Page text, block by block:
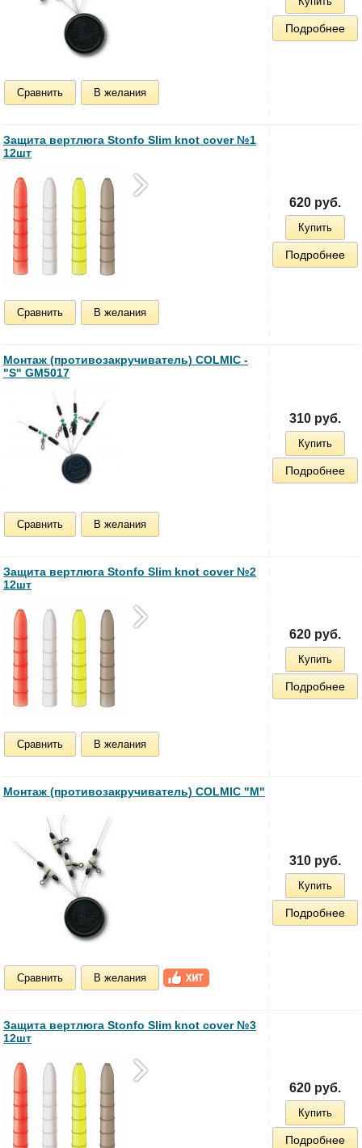
Сравнить В желания
Подробнее
Защита вертлюга Stonfo Slim knot cover №1
12шт
Сравнить В желания
620 руб.
Купить
Подробнее
Монтаж (противозакручиватель) COLMIC -
"S" GM5017
Сравнить В желания
310 руб.
Купить
Подробнее
Защита вертлюга Stonfo Slim knot cover №2
12шт
Сравнить В желания
620 руб.
Купить
Подробнее
Монтаж (противозакручиватель) COLMIC "M"
Сравнить В желания
310 руб.
Купить
Подробнее
Защита вертлюга Stonfo Slim knot cover №3
12шт
620 руб.
Купить
Подробнее